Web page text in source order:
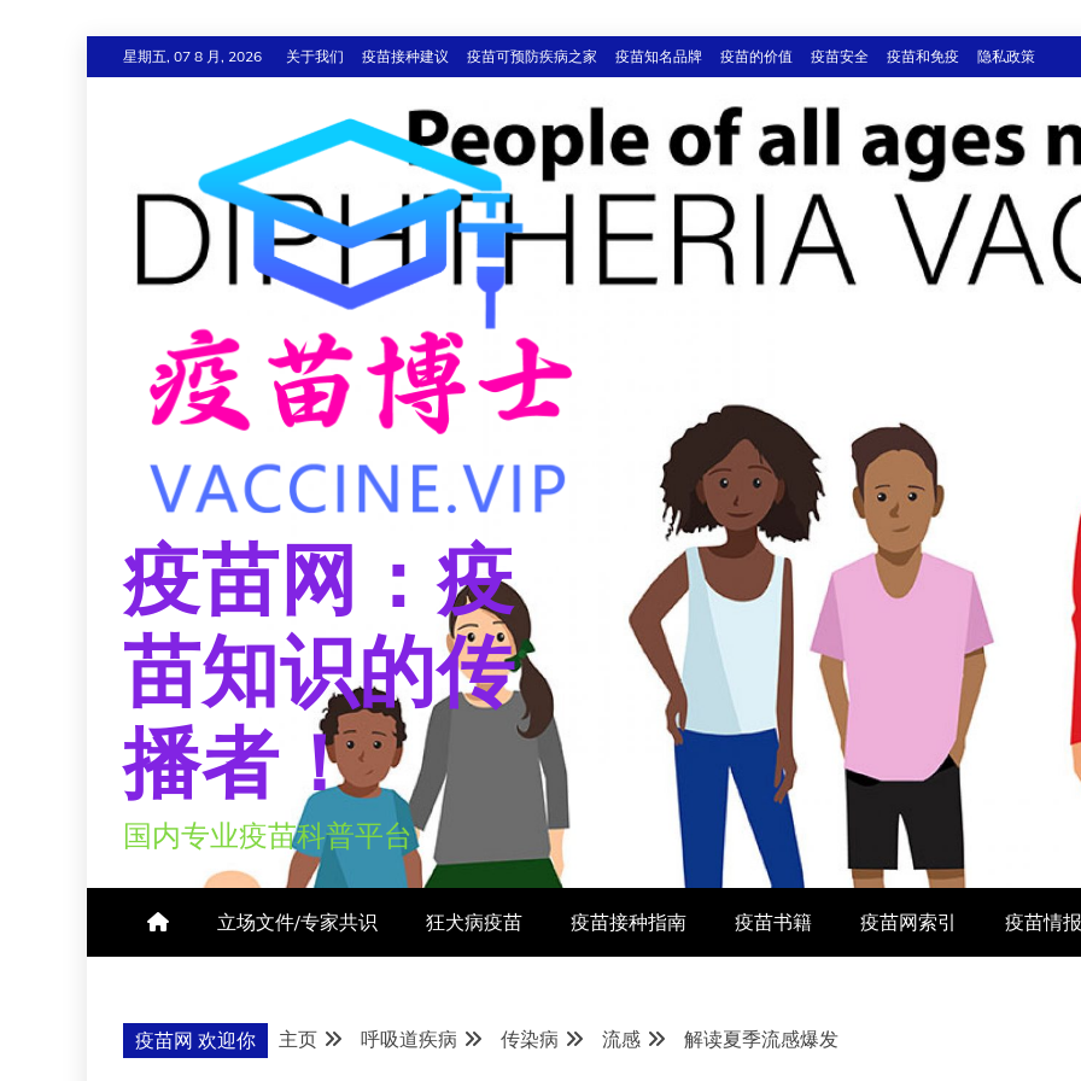
至
星期五, 07 8 月, 2026 关于我们 疫苗接种建议 疫苗可预防疾病之家 疫苗知名品牌 疫苗的价值 疫苗安全 疫苗和免疫 隐私政策
疫苗网：疫
苗知识的传
播者！
国内专业疫苗科普平台
立场文件/专家共识 狂犬病疫苗 疫苗接种指南 疫苗书籍 疫苗网索引 疫苗情
疫苗网 欢迎你 主页 呼吸道疾病 传染病 流感 解读夏季流感爆发